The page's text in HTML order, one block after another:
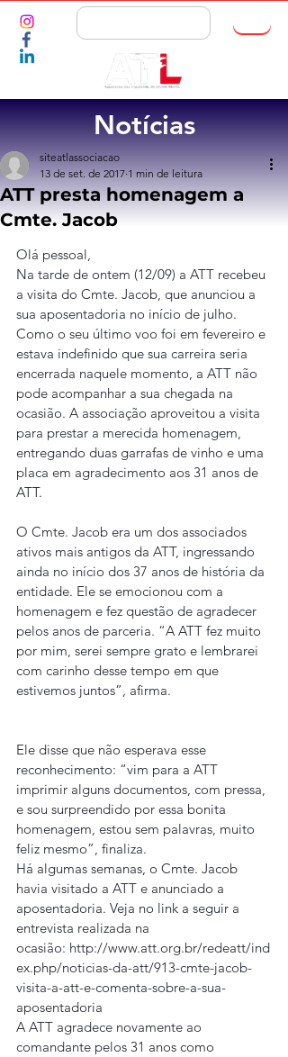
Notícias
ATT presta homenagem a
Cmte. Jacob
siteatlassociacao
13 de set. de 2017 1 min de leitura
Olá pessoal,
Na tarde de ontem (12/09) a ATT recebeu
a visita do Cmte. Jacob, que anunciou a
sua aposentadoria no início de julho.
Como o seu último voo foi em fevereiro e
estava indefinido que sua carreira seria
encerrada naquele momento, a ATT não
pode acompanhar a sua chegada na
ocasião. A associação aproveitou a visita
para prestar a merecida homenagem,
entregando duas garrafas de vinho e uma
placa em agradecimento aos 31 anos de
ATT.
O Cmte. Jacob era um dos associados
ativos mais antigos da ATT, ingressando
ainda no início dos 37 anos de história da
entidade. Ele se emocionou com a
homenagem e fez questão de agradecer
pelos anos de parceria. “A ATT fez muito
por mim, serei sempre grato e lembrarei
com carinho desse tempo em que
estivemos juntos”, afirma.
Ele disse que não esperava esse
reconhecimento: “vim para a ATT
imprimir alguns documentos, com pressa,
e sou surpreendido por essa bonita
homenagem, estou sem palavras, muito
feliz mesmo”, finaliza.
Há algumas semanas, o Cmte. Jacob
havia visitado a ATT e anunciado a
aposentadoria. Veja no link a seguir a
entrevista realizada na
ocasião: http://www.att.org.br/redeatt/ind
ex.php/noticias-da-att/913-cmte-jacob-
visita-a-att-e-comenta-sobre-a-sua-
aposentadoria
A ATT agradece novamente ao
comandante pelos 31 anos como